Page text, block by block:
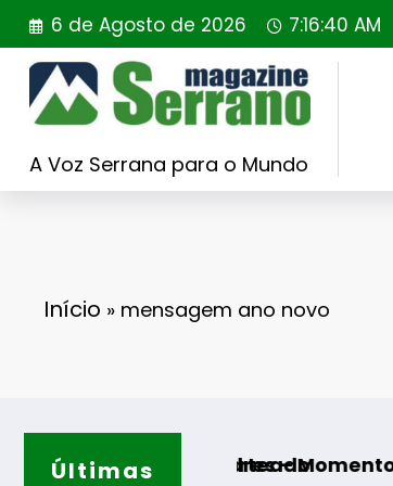
Saltar
para
conteúdo
6 de Agosto de 2026 7:16:41 AM
A Voz Serrana para o Mundo
Início » mensagem ano novo
Últimas
sorteado
Algodres – Momento de reflexão